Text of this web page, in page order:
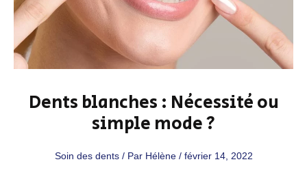
Dents blanches : Nécessité ou
simple mode ?
Soin des dents/ Par Hélène / février 14, 2022